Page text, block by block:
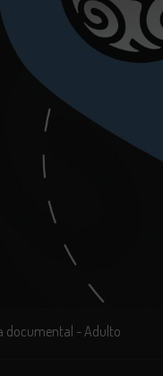
documental - Adulto